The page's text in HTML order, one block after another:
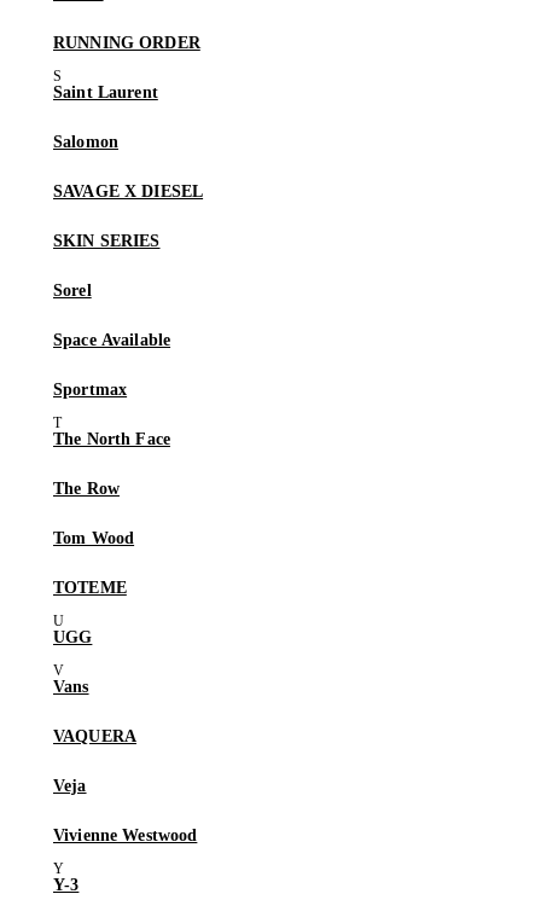
RUNNING ORDER
Saint Laurent
Salomon
SAVAGE X DIESEL
SKIN SERIES
Sorel
Space Available
Sportmax
The North Face
The Row
Tom Wood
TOTEME
UGG
Vans
VAQUERA
Veja
Vivienne Westwood
Y-3